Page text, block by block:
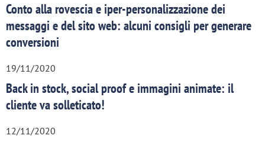
Conto alla rovescia e iper-personalizzazione dei
messaggi e del sito web: alcuni consigli per generare
conversioni
19/11/2020
Back in stock, social proof e immagini animate: il
cliente va solleticato!
12/11/2020